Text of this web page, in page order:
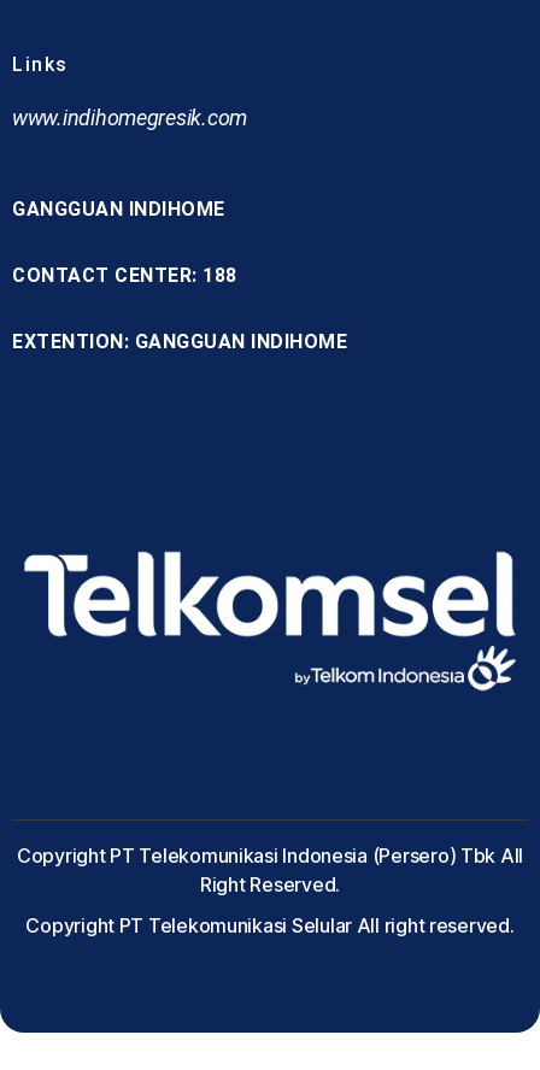
Links
www.indihomegresik.com
GANGGUAN INDIHOME
CONTACT CENTER: 188
EXTENTION: GANGGUAN INDIHOME
Copyright PT Telekomunikasi Indonesia (Persero) Tbk All
Right Reserved.
Copyright PT Telekomunikasi Selular All right reserved.